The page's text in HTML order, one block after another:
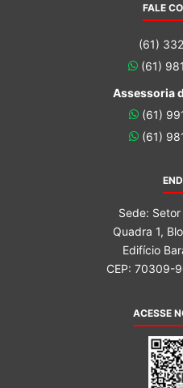
FALE
(61)
(61)
Assessoria
(61)
(61)
Sede:
Quadra 1,
Edifício
CEP: 70309-
ACESSE